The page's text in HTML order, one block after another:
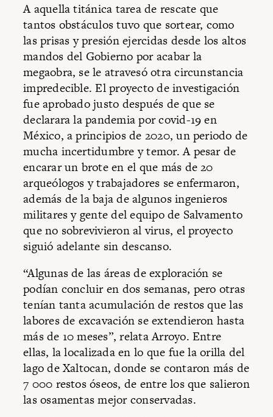
A aquella titánica tarea de rescate que
tantos obstáculos tuvo que sortear, como
las prisas y presión ejercidas desde los altos
mandos del Gobierno por acabar la
megaobra, se le atravesó otra circunstancia
impredecible. El proyecto de investigación
fue aprobado justo después de que se
declarara la pandemia por covid-19 en
México, a principios de 2020, un periodo de
mucha incertidumbre y temor. A pesar de
encarar un brote en el que más de 20
arqueólogos y trabajadores se enfermaron,
además de la baja de algunos ingenieros
militares y gente del equipo de Salvamento
que no sobrevivieron al virus, el proyecto
siguió adelante sin descanso.
“Algunas de las áreas de exploración se
podían concluir en dos semanas, pero otras
tenían tanta acumulación de restos que las
labores de excavación se extendieron hasta
más de 10 meses”, relata Arroyo. Entre
ellas, la localizada en lo que fue la orilla del
lago de Xaltocan, donde se contaron más de
7 000 restos óseos, de entre los que salieron
las osamentas mejor conservadas.